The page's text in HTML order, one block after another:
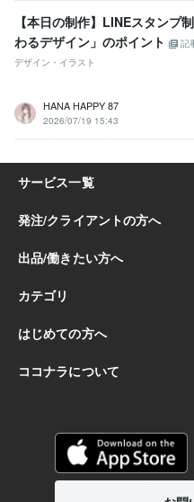
【本日の制作】LINEスタンプ
わるデザイン」のポイント
記
デザイン・イラスト
HANA HAPPY 87
2026/07/19 15:43